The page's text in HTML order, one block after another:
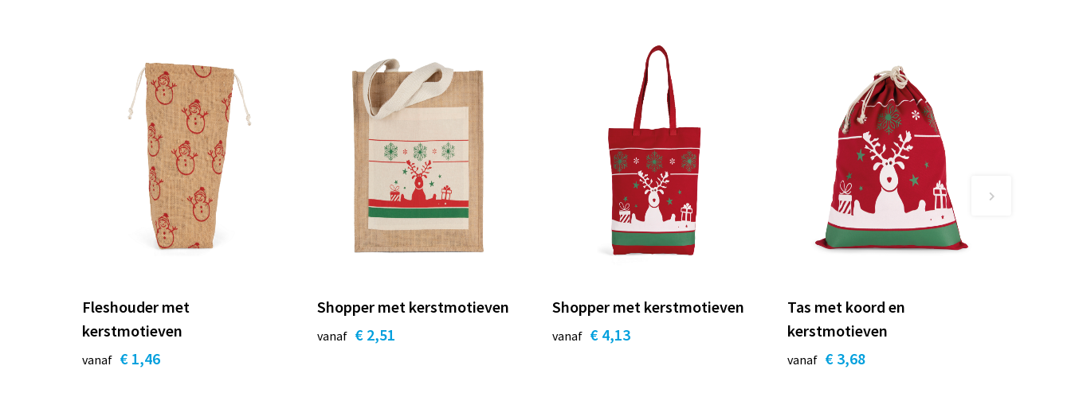
Fleshouder met
kerstmotieven
vanaf € 1,46
Shopper met kerstmotieven
vanaf € 2,51
Shopper met kerstmotieven
vanaf € 4,13
Tas met koord en
kerstmotieven
vanaf € 3,68